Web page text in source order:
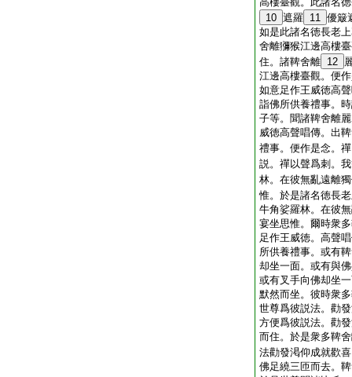
10 遮羅 11 優簸
如是此諸名徳長老
舍離獼猴江邊高樓
住。諸鞞舍離 12
江邊高樓臺觀。便
如意足作王威徳高
詣佛所供養禮事。
子等。聞諸鞞舍離
威徳高聲唱傳。出
禮事。便作是念。
説。禪以聲爲刺。
林。在彼無亂遠離
惟。於是諸名徳長
牛角娑羅林。在彼
宴坐思惟。爾時衆
足作王威徳。高聲
所供養禮事。或有
却坐一面。或有與
或有叉手向佛却坐
默然而坐。彼時衆
世尊爲彼説法。勸
方便爲彼説法。勸
而住。於是衆多鞞
法勸發渇仰成就歡
佛足繞三匝而去。